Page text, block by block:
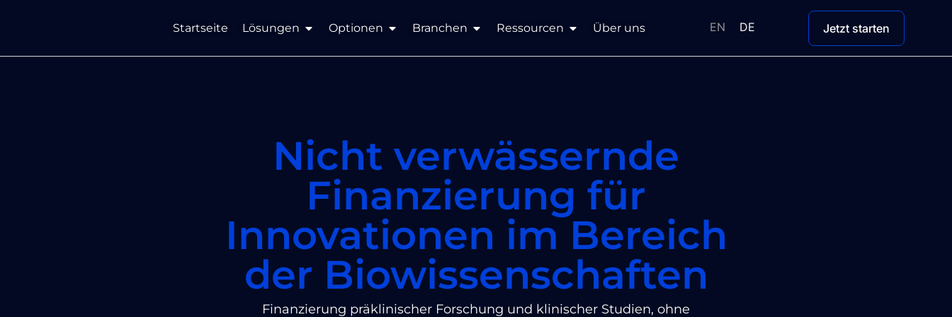
Startseite Lösungen Optionen Branchen Ressourcen Über uns EN DE Jetzt starten
Nicht verwässernde
Finanzierung für
Innovationen im Bereich
der Biowissenschaften
Finanzierung präklinischer Forschung und klinischer Studien, ohne